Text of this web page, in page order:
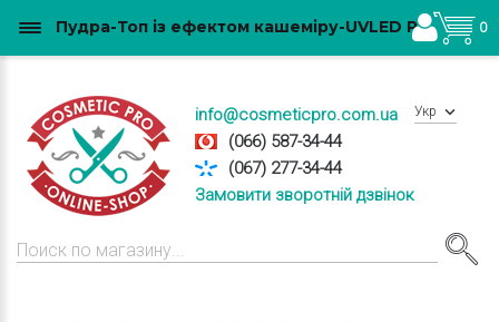
info@cosmeticpro.com.ua
(066) 587-34-44
(067) 277-34-44
Замовити зворотній дзвінок
Укр
0
Пудра-Топ із ефектом кашеміру-UVLED Powder Top PNB купити в Україні